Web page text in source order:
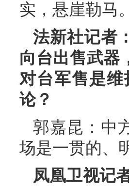
实，悬崖勒马。
法新社记者
向台出售武器
对台军售是
论？
郭嘉昆：中
场是一贯的、
凤凰卫视记